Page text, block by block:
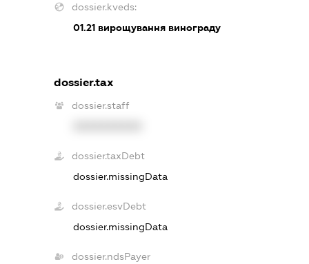
dossier.kveds:
01.21 вирощування винограду
dossier.tax
dossier.staff
dossier.taxDebt
dossier.missingData
dossier.esvDebt
dossier.missingData
dossier.ndsPayer